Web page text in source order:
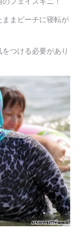
ままビーチに寝転が
つける必要があり